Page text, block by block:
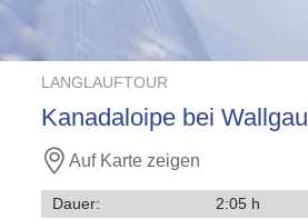
LANGLAUFTOUR
Kanadaloipe bei Wallgau
Auf Karte zeigen
Dauer:
2:05 h